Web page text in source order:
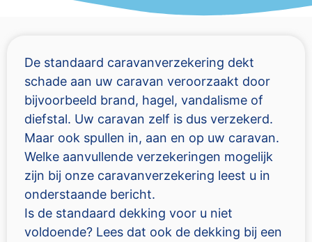
De standaard caravanverzekering dekt
schade aan uw caravan veroorzaakt door
bijvoorbeeld brand, hagel, vandalisme of
diefstal. Uw caravan zelf is dus verzekerd.
Maar ook spullen in, aan en op uw caravan.
Welke aanvullende verzekeringen mogelijk
zijn bij onze caravanverzekering leest u in
onderstaande bericht.
Is de standaard dekking voor u niet
voldoende? Lees dat ook de dekking bij een